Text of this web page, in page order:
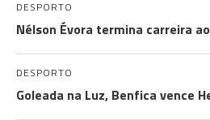
DESPORTO
Nélson Évora termina carreira
DESPORTO
Goleada na Luz, Benfica vence